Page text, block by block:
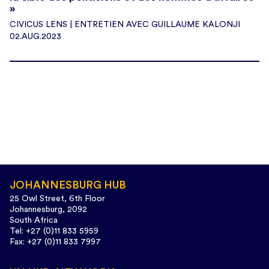
»
CIVICUS LENS | ENTRETIEN AVEC GUILLAUME KALONJI
02.AUG.2023
JOHANNESBURG HUB
25 Owl Street, 6th Floor
Johannesburg, 2092
South Africa
Tel: +27 (0)11 833 5959
Fax: +27 (0)11 833 7997